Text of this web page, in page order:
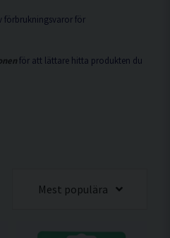
förbrukningsvaror för
för att lättare hitta produkten du
Mest populära